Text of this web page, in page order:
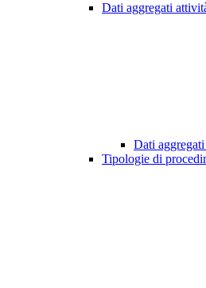
Dati aggregati
Dati
Tipologie di